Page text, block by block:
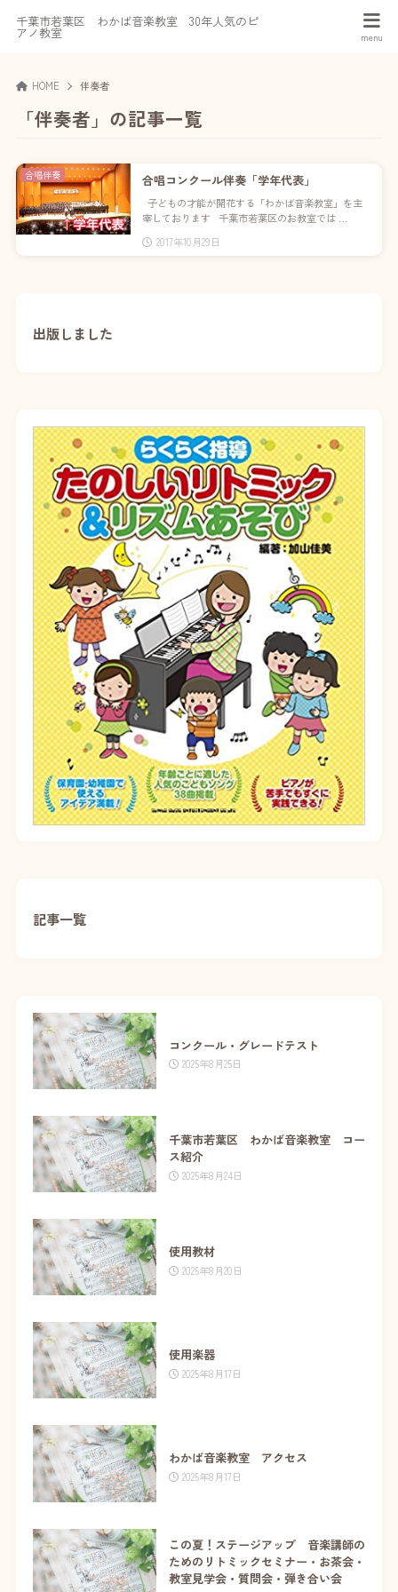
千葉市若葉区 わかば音楽教室 30年人気のピ
アノ教室
HOME 伴奏者
「伴奏者」の記事一覧
合唱コンクール伴奏「学年代表」
子どもの才能が開花する「わかば音楽教室」を主
宰しております 千葉市若葉区のお教室では …
2017年10月29日
合唱伴奏
出版しました
記事一覧
コンクール・グレードテスト
2025年8月25日
千葉市若葉区 わかば音楽教室 コー
ス紹介
2025年8月24日
使用教材
2025年8月20日
使用楽器
2025年8月17日
わかば音楽教室 アクセス
2025年8月17日
この夏！ステージアップ 音楽講師の
ためのリトミックセミナー・お茶会・
教室見学会・質問会・弾き合い会